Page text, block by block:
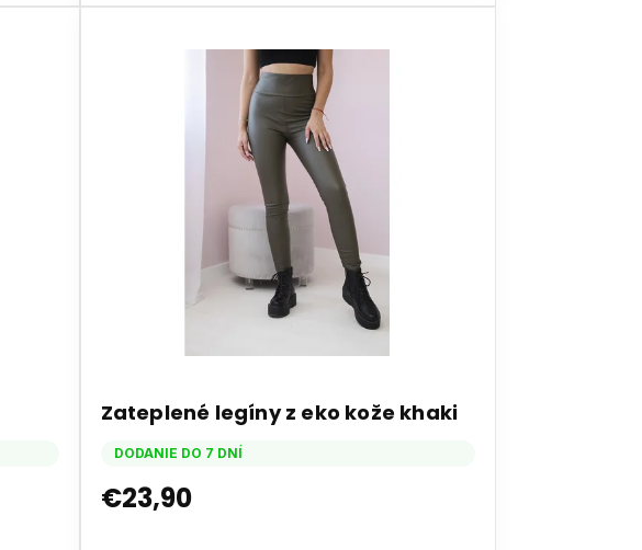
Zateplené legíny z eko kože khaki
DODANIE DO 7 DNÍ
€23,90